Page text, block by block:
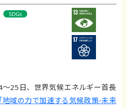
SDGs
25日、世界気候エネルギー首長
「地域の力で加速する気候政策-未来